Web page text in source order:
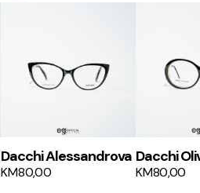
Dacchi Alessandrova
KM80,00
Dacchi
KM80,00